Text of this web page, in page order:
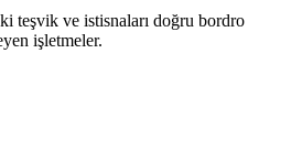
teşvik ve istisnaları doğru bordro
işletmeler.